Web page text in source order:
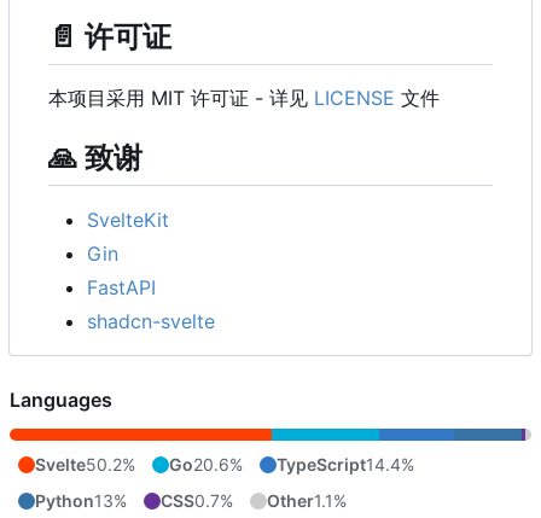
📄 许可证
本项目采用 MIT 许可证 - 详见 LICENSE 文件
🙏 致谢
SvelteKit
Gin
FastAPI
shadcn-svelte
Languages
Svelte50.2% Go20.6% TypeScript14.4%
Python13% CSS0.7% Other1.1%